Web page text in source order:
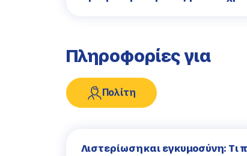
Πληροφορίες για
Πολίτη
Λιστερίωση και εγκυμοσύνη: Τι